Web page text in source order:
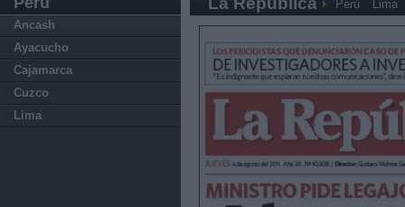
Ancash
Ayacucho
Cajamarca
Cuzco
Lima
Perú Lima